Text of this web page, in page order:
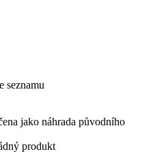
seznamu
jako náhrada původního
produkt